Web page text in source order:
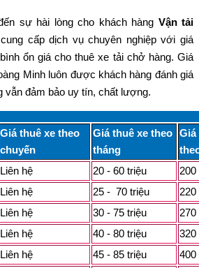
sự hài lòng cho khách hàng Vận tải
cấp dịch vụ chuyên nghiệp với giá
ổn giá cho thuê xe tải chở hàng. Giá
Minh luôn được khách hàng đánh giá
vẫn đảm bảo uy tín, chất lượng.
Giá thuê xe theo
chuyến
Giá thuê xe theo
tháng
Giá
Liên hệ 20 - 60 triệu
200
Liên hệ 25 - 70 triệu
220
Liên hệ 30 - 75 triệu
270
Liên hệ 40 - 80 triệu
320
Liên hệ 45 - 85 triệu
400